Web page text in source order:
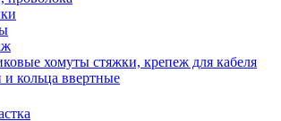
хомуты стяжки, крепеж для кабеля
кольца ввертные